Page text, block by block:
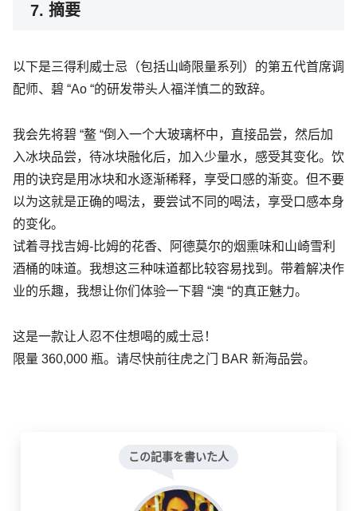
7. 摘要
以下是三得利威士忌（包括山崎限量系列）的第五代首席调
配师、碧 “Ao “的研发带头人福洋慎二的致辞。
我会先将碧 “鳌 “倒入一个大玻璃杯中，直接品尝，然后加
入冰块品尝，待冰块融化后，加入少量水，感受其变化。饮
用的诀窍是用冰块和水逐渐稀释，享受口感的渐变。但不要
以为这就是正确的喝法，要尝试不同的喝法，享受口感本身
的变化。
试着寻找吉姆-比姆的花香、阿德莫尔的烟熏味和山崎雪利
酒桶的味道。我想这三种味道都比较容易找到。带着解决作
业的乐趣，我想让你们体验一下碧 “澳 “的真正魅力。
这是一款让人忍不住想喝的威士忌！
限量 360,000 瓶。请尽快前往虎之门 BAR 新海品尝。
この記事を書いた人